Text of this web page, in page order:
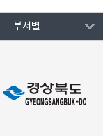
부서별